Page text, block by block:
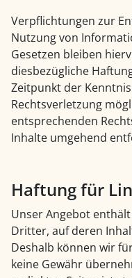
Verpflichtungen zur
Nutzung von
Gesetzen bleiben
diesbezügliche
Zeitpunkt der
Rechtsverletzung
entsprechenden
Inhalte umgehend
Haftung für
Unser Angebot
Dritter, auf deren
Deshalb können wir
keine Gewähr